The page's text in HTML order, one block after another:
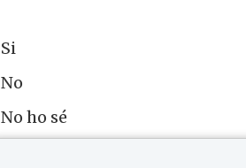
Si
No
No ho sé